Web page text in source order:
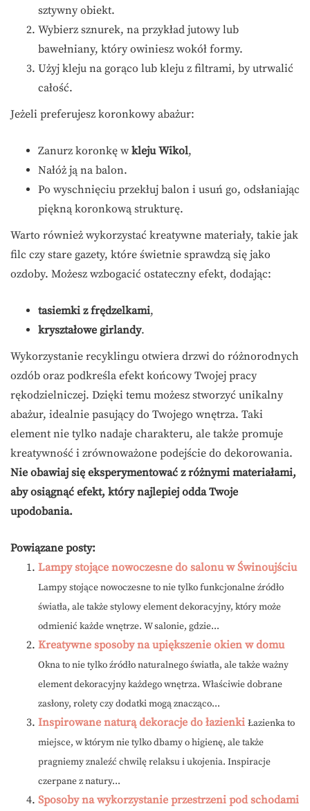
sztywny obiekt.
Wybierz sznurek, na przykład jutowy lub
bawełniany, który owiniesz wokół formy.
Użyj kleju na gorąco lub kleju z filtrami, by utrwalić
całość.
Jeżeli preferujesz koronkowy abażur:
Zanurz koronkę w kleju Wikol,
Nałóż ją na balon.
Po wyschnięciu przekłuj balon i usuń go, odsłaniając
piękną koronkową strukturę.
Warto również wykorzystać kreatywne materiały, takie jak
filc czy stare gazety, które świetnie sprawdzą się jako
ozdoby. Możesz wzbogacić ostateczny efekt, dodając:
tasiemki z frędzelkami,
kryształowe girlandy.
Wykorzystanie recyklingu otwiera drzwi do różnorodnych
ozdób oraz podkreśla efekt końcowy Twojej pracy
rękodzielniczej. Dzięki temu możesz stworzyć unikalny
abażur, idealnie pasujący do Twojego wnętrza. Taki
element nie tylko nadaje charakteru, ale także promuje
kreatywność i zrównoważone podejście do dekorowania.
Nie obawiaj się eksperymentować z różnymi materiałami,
aby osiągnąć efekt, który najlepiej odda Twoje
upodobania.
Powiązane posty:
Lampy stojące nowoczesne do salonu w Świnoujściu
Lampy stojące nowoczesne to nie tylko funkcjonalne źródło
światła, ale także stylowy element dekoracyjny, który może
odmienić każde wnętrze. W salonie, gdzie...
Kreatywne sposoby na upiększenie okien w domu
Okna to nie tylko źródło naturalnego światła, ale także ważny
element dekoracyjny każdego wnętrza. Właściwie dobrane
zasłony, rolety czy dodatki mogą znacząco...
Inspirowane naturą dekoracje do łazienki Łazienka to
miejsce, w którym nie tylko dbamy o higienę, ale także
pragniemy znaleźć chwilę relaksu i ukojenia. Inspiracje
czerpane z natury...
Sposoby na wykorzystanie przestrzeni pod schodami